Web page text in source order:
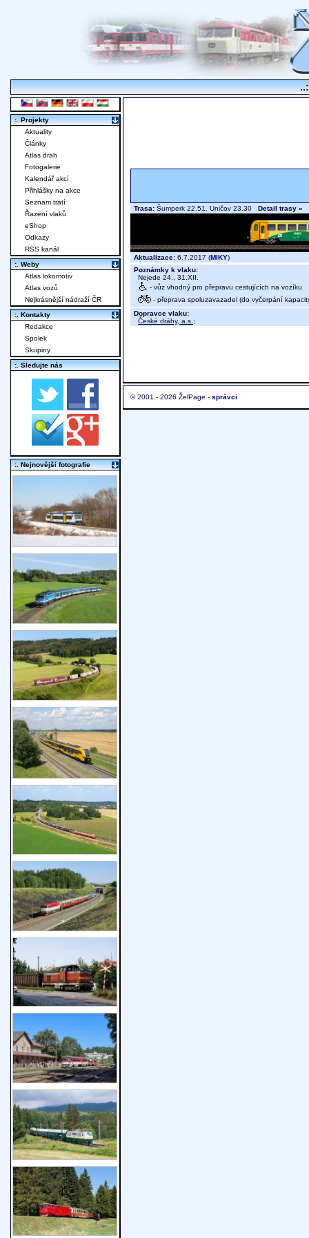
Trasa: Šumperk 22.51, Uničov 23.30 Detail trasy »
Aktualizace: 6.7.2017 (MIKY)
Poznámky k vlaku:
Nejede 24., 31.XII.
- vůz vhodný pro přepravu cestujících na vozíku
- přeprava spoluzavazadel (do vyčerpání
Dopravce vlaku:
České dráhy, a.s. ;
© 2001 - 2026 ŽelPage - správci
:. Projekty
Aktuality
Články
Atlas drah
Fotogalerie
Kalendář akcí
Přihlášky na akce
Seznam tratí
Řazení vlaků
eShop
Odkazy
RSS kanál
:. Weby
Atlas lokomotiv
Atlas vozů
Nejkrásnější nádraží ČR
:. Kontakty
Redakce
Spolek
Skupiny
:. Sledujte nás
:. Nejnovější fotografie